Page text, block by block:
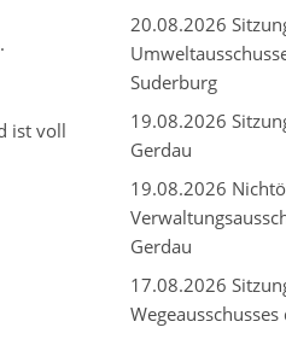
ist voll
20.08.2026
Suderburg
19.08.2026
Gerdau
19.08.2026
Gerdau
17.08.2026